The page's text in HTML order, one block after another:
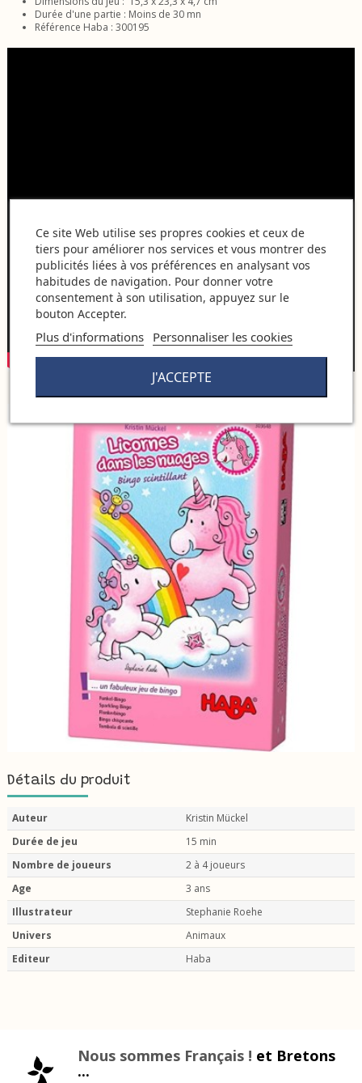
Durée d'une partie : Moins de 30 mn
Référence Haba : 300195
Détails du produit
Auteur
Kristin Mückel
Durée de jeu
15 min
Nombre de joueurs
2 à 4 joueurs
Age
3 ans
Illustrateur
Stephanie Roehe
Univers
Animaux
Editeur
Haba
Nous sommes Français ! et Bretons
...
Ce site Web utilise ses propres cookies et ceux de
tiers pour améliorer nos services et vous montrer des
publicités liées à vos préférences en analysant vos
habitudes de navigation. Pour donner votre
consentement à son utilisation, appuyez sur le
bouton Accepter.
Plus d'informations Personnaliser les cookies
J'ACCEPTE